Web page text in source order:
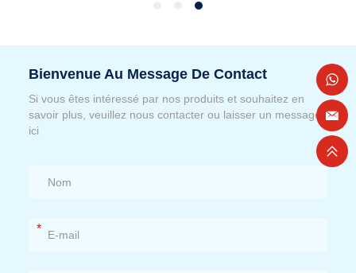
Bienvenue Au Message De Contact
Si vous êtes intéressé par nos produits et souhaitez en
savoir plus, veuillez nous contacter ou laisser un message
ici
*